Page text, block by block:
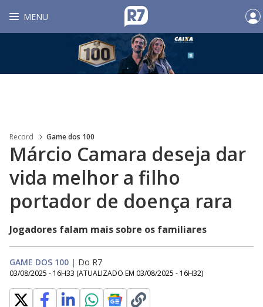
MENU
Record Game dos 100
Márcio Camara deseja dar
vida melhor a filho
portador de doença rara
Jogadores falam mais sobre os familiares
GAME DOS 100 | Do R7
03/08/2025 - 16H33 (ATUALIZADO EM 03/08/2025 - 16H32)